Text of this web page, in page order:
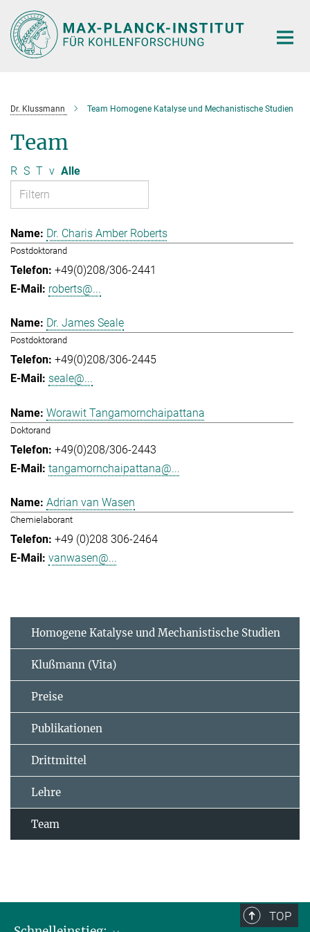
Hauptinhalt
Dr. Klussmann Team Homogene Katalyse und Mechanistische Studien
Team
R S T v Alle
Dr. Charis Amber Roberts
Postdoktorand
+49(0)208/306-2441
roberts@...
Dr. James Seale
Postdoktorand
+49(0)208/306-2445
seale@...
Worawit Tangamornchaipattana
Doktorand
+49(0)208/306-2443
tangamornchaipattana@...
Adrian van Wasen
Chemielaborant
+49 (0)208 306-2464
vanwasen@...
Homogene Katalyse und Mechanistische Studien
Klußmann (Vita)
Preise
Publikationen
Drittmittel
Lehre
Team
TOP